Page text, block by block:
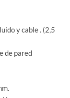
y cable . (2,5
de pared